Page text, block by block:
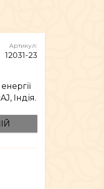
Артикул:
12031-23
Індія.